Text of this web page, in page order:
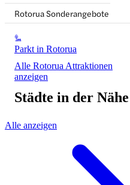
Rotorua Sonderangebote
Parkt in Rotorua
Alle Rotorua Attraktionen
anzeigen
Städte in der
Alle anzeigen